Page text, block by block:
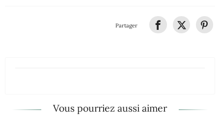
Partager
Vous pourriez aussi aimer